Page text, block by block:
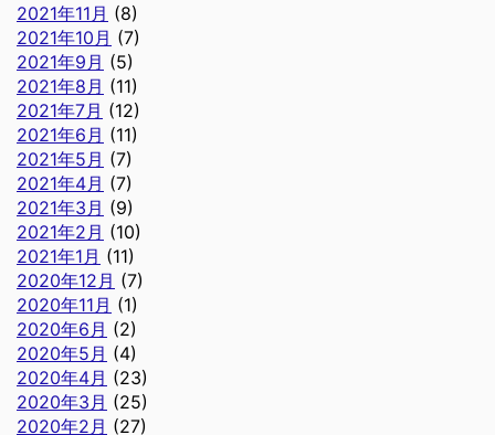
2021年11月 (8)
2021年10月 (7)
2021年9月 (5)
2021年8月 (11)
2021年7月 (12)
2021年6月 (11)
2021年5月 (7)
2021年4月 (7)
2021年3月 (9)
2021年2月 (10)
2021年1月 (11)
2020年12月 (7)
2020年11月 (1)
2020年6月 (2)
2020年5月 (4)
2020年4月 (23)
2020年3月 (25)
2020年2月 (27)